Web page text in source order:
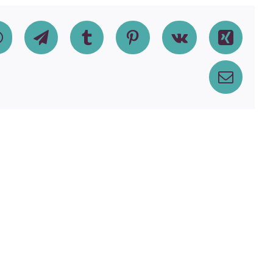
WhatsAppTelegramTumblr PinterestVk Xing
Email